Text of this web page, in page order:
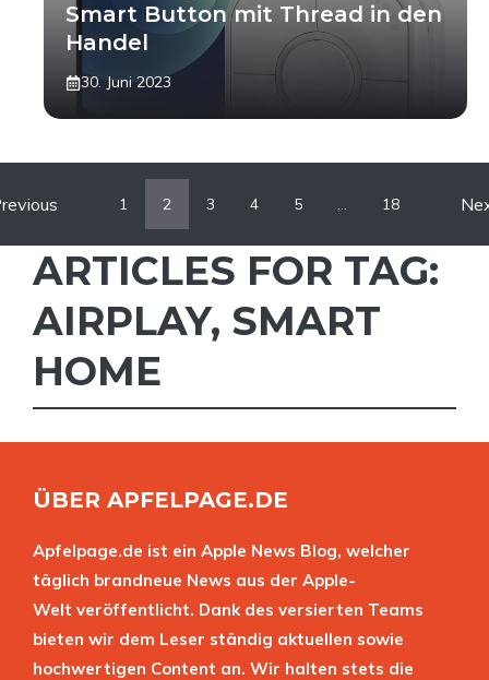
Smart Button mit Thread in den
Handel
30. Juni 2023
1 2 3 4 5 … 18
ARTICLES FOR TAG:
AIRPLAY, SMART
HOME
ÜBER APFELPAGE.DE
Apfelpage.de ist ein Apple News Blog, welcher
täglich brandneue News aus der Apple-
Welt veröffentlicht. Dank des versierten Teams
bieten wir dem Leser ständig aktuellen sowie
hochwertigen Content an. Wir halten stets die